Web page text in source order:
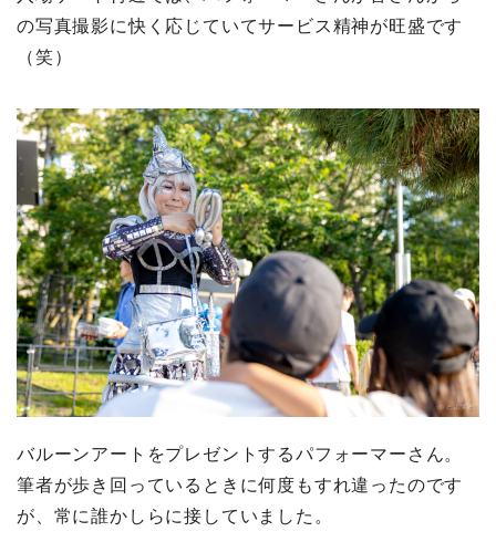
の写真撮影に快く応じていてサービス精神が旺盛です
（笑）
バルーンアートをプレゼントするパフォーマーさん。
筆者が歩き回っているときに何度もすれ違ったのです
が、常に誰かしらに接していました。